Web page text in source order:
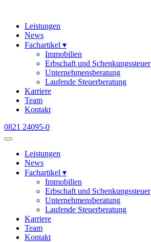
contentLeistungen
News
Fachartikel ▾
Immobilien
Erbschaft und Schenkungssteuer
Unternehmensberatung
Laufende Steuerberatung
Karriere
Team
Kontakt
0821 24095-0
Leistungen
News
Fachartikel ▾
Immobilien
Erbschaft und Schenkungssteuer
Unternehmensberatung
Laufende Steuerberatung
Karriere
Team
Kontakt